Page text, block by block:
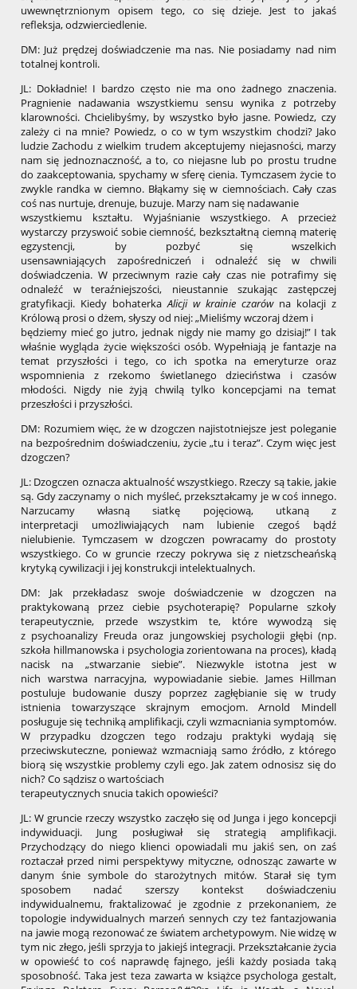
uwewnętrznionym opisem tego, co się dzieje. Jest to jakaś
refleksja, odzwierciedlenie.
DM: Już prędzej doświadczenie ma nas. Nie posiadamy nad nim
totalnej kontroli.
JL: Dokładnie! I bardzo często nie ma ono żadnego znaczenia.
Pragnienie nadawania wszystkiemu sensu wynika z potrzeby
klarowności. Chcielibyśmy, by wszystko było jasne. Powiedz, czy
zależy ci na mnie? Powiedz, o co w tym wszystkim chodzi? Jako
ludzie Zachodu z wielkim trudem akceptujemy niejasności, marzy
nam się jednoznaczność, a to, co niejasne lub po prostu trudne
do zaakceptowania, spychamy w sferę cienia. Tymczasem życie to
zwykle randka w ciemno. Błąkamy się w ciemnościach. Cały czas
coś nas nurtuje, drenuje, buzuje. Marzy nam się nadawanie
wszystkiemu kształtu. Wyjaśnianie wszystkiego. A przecież
wystarczy przyswoić sobie ciemność, bezkształtną ciemną materię
egzystencji, by pozbyć się wszelkich
usensawniających zapośredniczeń i odnaleźć się w chwili
doświadczenia. W przeciwnym razie cały czas nie potrafimy się
odnaleźć w teraźniejszości, nieustannie szukając zastępczej
gratyfikacji. Kiedy bohaterkaAlicji w krainie czarówna kolacji z
Królową prosi o dżem, słyszy od niej: „Mieliśmy wczoraj dżem i
będziemy mieć go jutro, jednak nigdy nie mamy go dzisiaj!” I tak
właśnie wygląda życie większości osób. Wypełniają je fantazje na
temat przyszłości i tego, co ich spotka na emeryturze oraz
wspomnienia z rzekomo świetlanego dzieciństwa i czasów
młodości. Nigdy nie żyją chwilą tylko koncepcjami na temat
przeszłości i przyszłości.
DM: Rozumiem więc, że w dzogczen najistotniejsze jest poleganie
na bezpośrednim doświadczeniu, życie „tu i teraz”. Czym więc jest
dzogczen?
JL: Dzogczen oznacza aktualność wszystkiego. Rzeczy są takie, jakie
są. Gdy zaczynamy o nich myśleć, przekształcamy je w coś innego.
Narzucamy własną siatkę pojęciową, utkaną z
interpretacji umożliwiających nam lubienie czegoś bądź
nielubienie. Tymczasem w dzogczen powracamy do prostoty
wszystkiego. Co w gruncie rzeczy pokrywa się z nietzscheańską
krytyką cywilizacji i jej konstrukcji intelektualnych.
DM: Jak przekładasz swoje doświadczenie w dzogczen na
praktykowaną przez ciebie psychoterapię? Popularne szkoły
terapeutycznie, przede wszystkim te, które wywodzą się
z psychoanalizy Freuda oraz jungowskiej psychologii głębi (np.
szkoła hillmanowska i psychologia zorientowana na proces), kładą
nacisk na „stwarzanie siebie”. Niezwykle istotna jest w
nich warstwa narracyjna, wypowiadanie siebie. James Hillman
postuluje budowanie duszy poprzez zagłębianie się w trudy
istnienia towarzyszące skrajnym emocjom. Arnold Mindell
posługuje się techniką amplifikacji, czyli wzmacniania symptomów.
W przypadku dzogczen tego rodzaju praktyki wydają się
przeciwskuteczne, ponieważ wzmacniają samo źródło, z którego
biorą się wszystkie problemy czyli ego. Jak zatem odnosisz się do
nich? Co sądzisz o wartościach
terapeutycznych snucia takich opowieści?
JL: W gruncie rzeczy wszystko zaczęło się od Junga i jego koncepcji
indywiduacji. Jung posługiwał się strategią amplifikacji.
Przychodzący do niego klienci opowiadali mu jakiś sen, on zaś
roztaczał przed nimi perspektywy mityczne, odnosząc zawarte w
danym śnie symbole do starożytnych mitów. Starał się tym
sposobem nadać szerszy kontekst doświadczeniu
indywidualnemu, fraktalizować je zgodnie z przekonaniem, że
topologie indywidualnych marzeń sennych czy też fantazjowania
na jawie mogą rezonować ze światem archetypowym. Nie widzę w
tym nic złego, jeśli sprzyja to jakiejś integracji. Przekształcanie życia
w opowieść to coś naprawdę fajnego, jeśli każdy posiada taką
sposobność. Taka jest teza zawarta w książce psychologa gestalt,